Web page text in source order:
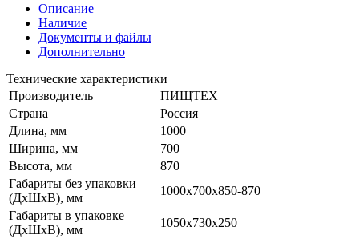
Описание
Наличие
Документы и файлы
Дополнительно
Технические характеристики
Производитель
ПИЩТЕХ
Страна
Россия
Длина, мм
1000
Ширина, мм
700
Высота, мм
870
Габариты без упаковки
(ДхШхВ), мм
1000х700х850-870
Габариты в упаковке
(ДхШхВ), мм
1050х730х250